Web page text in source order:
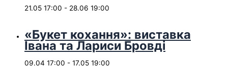
21.05 17:00 - 28.06 19:00
«Букет кохання»: виставка
Івана та Лариси Бровді
09.04 17:00 - 17.05 19:00